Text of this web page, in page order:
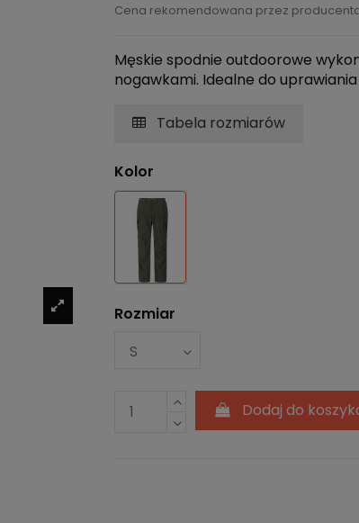
Cena rekomendowana przez
Męskie spodnie outdoorowe
nogawkami. Idealne do
Tabela rozmiarów
Kolor
Khaki
Rozmiar
Dodaj do